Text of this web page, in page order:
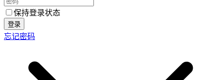
保持登录状态
登录
忘记密码